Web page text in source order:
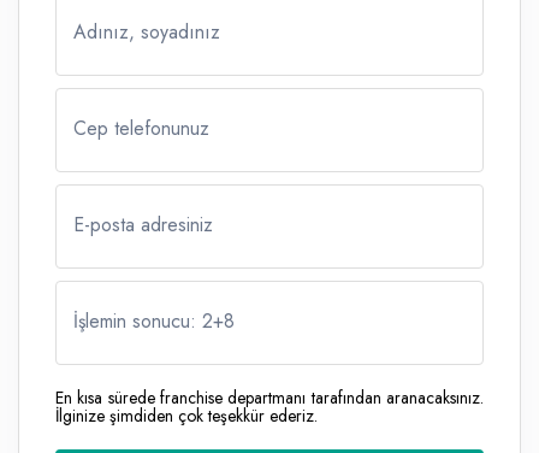
Adınız, soyadınız
Cep telefonunuz
E-posta adresiniz
İşlemin sonucu: 2+8
En kısa sürede franchise departmanı tarafından aranacaksınız.
İlginize şimdiden çok teşekkür ederiz.